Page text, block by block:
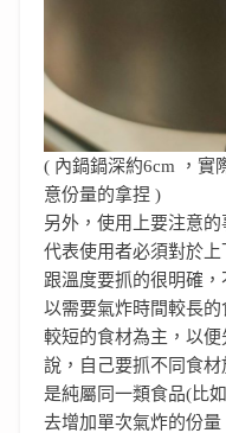
( 內鍋鍋深約6cm ，實
意份量的拿捏 )
另外，使用上要注意的
代表使用者必須對於
跟溫度要抓的很明確
以需要氣炸時間較長
較短的食材為主，以
說，自己要抓不同食
是純屬同一類食品(比
去增加單次氣炸的份量